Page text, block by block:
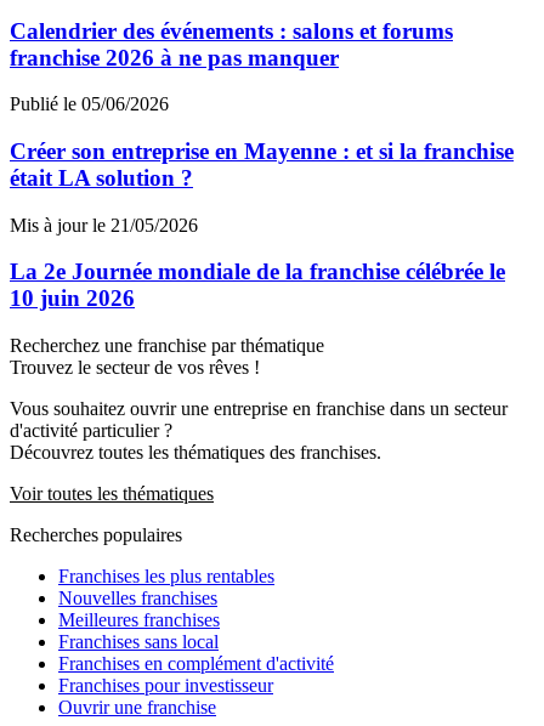
Calendrier des événements : salons et forums
franchise 2026 à ne pas manquer
Publié le 05/06/2026
Créer son entreprise en Mayenne : et si la franchise
était LA solution ?
Mis à jour le 21/05/2026
La 2e Journée mondiale de la franchise célébrée le
10 juin 2026
Recherchez une franchise par thématique
Trouvez le secteur de vos rêves !
Vous souhaitez ouvrir une entreprise en franchise dans un secteur
d'activité particulier ?
Découvrez toutes les thématiques des franchises.
Voir toutes les thématiques
Recherches populaires
Franchises les plus rentables
Nouvelles franchises
Meilleures franchises
Franchises sans local
Franchises en complément d'activité
Franchises pour investisseur
Ouvrir une franchise